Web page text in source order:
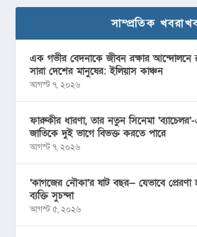
সাম্প্রতিক
এক গভীর বেদনাকে জীবন রক্ষার আন্দোলনে
সারা দেশের মানুষের: ইলিয়াস কাঞ্চন
আগস্ট ৭, ২০২৬
ফারুকীর ধারণা, তার নতুন সিনেমা
জাতিকে দুই ভাগে বিভক্ত করতে পারে
আগস্ট ৭, ২০২৬
‘কাগজের নৌকা’র ষাট বছর— যেভাবে
ব্যক্তি সুচন্দা
আগস্ট ৫, ২০২৬